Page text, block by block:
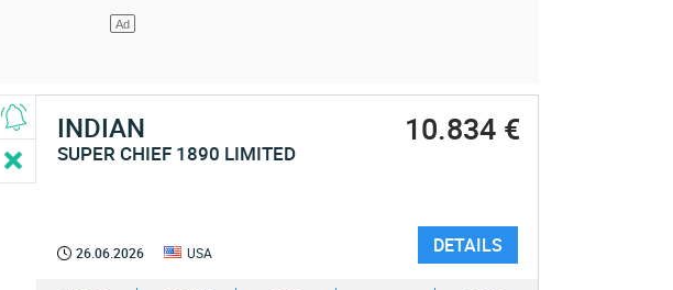
INDIAN
SUPER CHIEF 1890 LIMITED
10.834 €
26.06.2026 USA DETAILS